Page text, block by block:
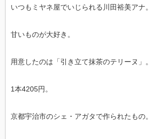
いつもミヤネ屋でいじられる川田裕美アナ。
甘いものが大好き。
用意したのは「引き立て抹茶のテリーヌ」。
1本4205円。
京都宇治市のシェ・アガタで作られたもの。